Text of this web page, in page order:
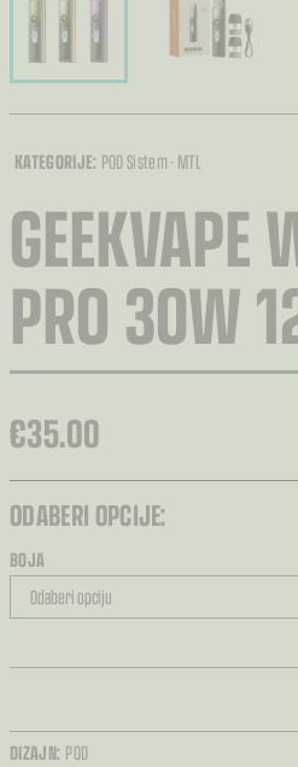
KATEGORIJE: POD Sistem - MTL
GEEKVAPE
PRO 30W
€35.00
ODABERI OPCIJE:
BOJA
DIZAJN: POD